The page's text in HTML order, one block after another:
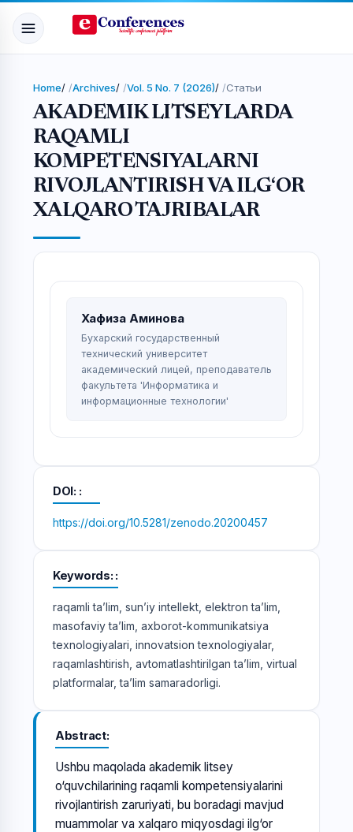
Home/ Archives/ Vol. 5 No. 7 (2026)/ Статьи
AKADEMIK LITSEYLARDA
RAQAMLI
KOMPETENSIYALARNI
RIVOJLANTIRISH VA ILG‘OR
XALQARO TAJRIBALAR
Хафиза Аминова
Бухарский государственный
технический университет
академический лицей, преподаватель
факультета 'Информатика и
информационные технологии'
DOI:
https://doi.org/10.5281/zenodo.20200457
Keywords:
raqamli ta’lim, sun’iy intellekt, elektron ta’lim,
masofaviy ta’lim, axborot-kommunikatsiya
texnologiyalari, innovatsion texnologiyalar,
raqamlashtirish, avtomatlashtirilgan ta’lim, virtual
platformalar, ta’lim samaradorligi.
Abstract
Ushbu maqolada akademik litsey
o‘quvchilarining raqamli kompetensiyalarini
rivojlantirish zaruriyati, bu boradagi mavjud
muammolar va xalqaro miqyosdagi ilg‘or